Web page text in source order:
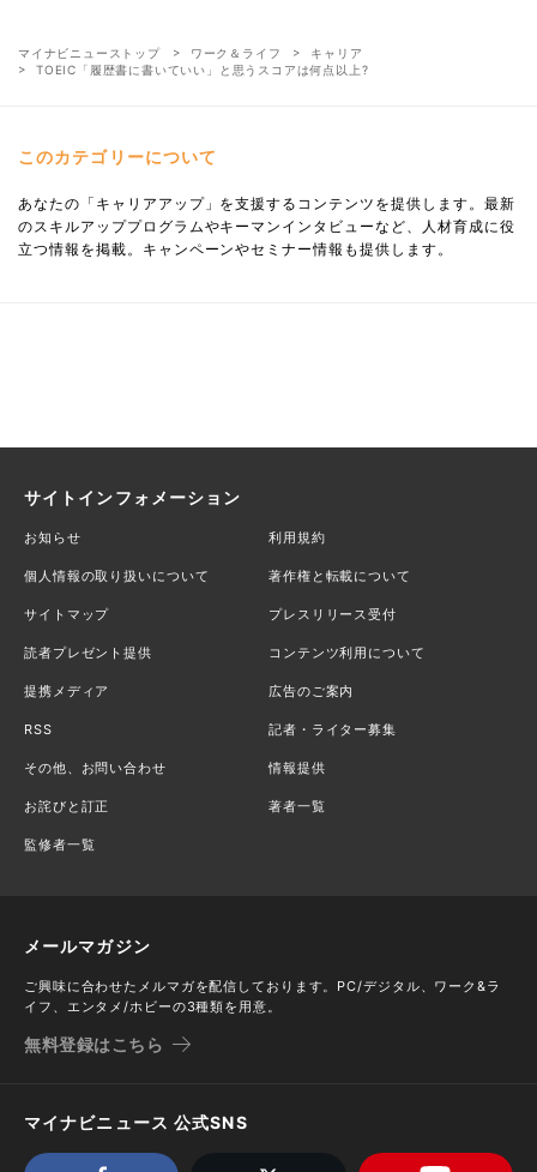
マイナビニューストップ ワーク＆ライフ
キャリア
TOEIC「履歴書に書いていい」と思うスコアは何点以上?
このカテゴリーについて
あなたの「キャリアアップ」を支援するコンテンツを提供します。最新
のスキルアッププログラムやキーマンインタビューなど、人材育成に役
立つ情報を掲載。キャンペーンやセミナー情報も提供します。
サイトインフォメーション
お知らせ 利用規約
個人情報の取り扱いについて 著作権と転載について
サイトマップ プレスリリース受付
読者プレゼント提供 コンテンツ利用について
提携メディア 広告のご案内
RSS 記者・ライター募集
その他、お問い合わせ 情報提供
お詫びと訂正 著者一覧
監修者一覧
メールマガジン
ご興味に合わせたメルマガを配信しております。PC/デジタル、ワーク&ラ
イフ、エンタメ/ホビーの3種類を用意。
無料登録はこちら
マイナビニュース 公式SNS